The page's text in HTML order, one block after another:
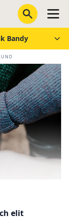
Bandy
elit